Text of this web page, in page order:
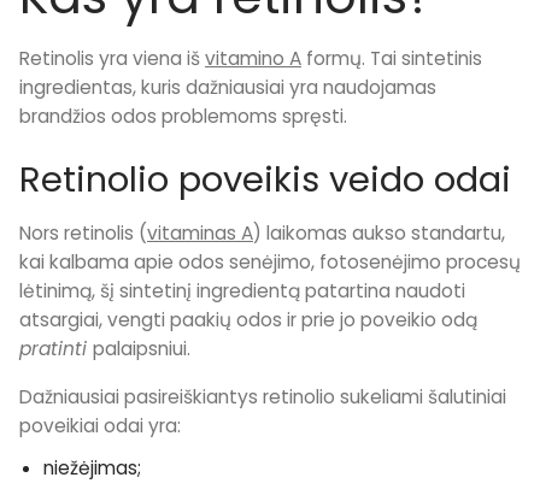
Retinolis yra viena išvitamino A formų. Tai sintetinis
ingredientas, kuris dažniausiai yra naudojamas
brandžios odos problemoms spręsti.
Retinolio poveikis veido odai
Nors retinolis (vitaminas A) laikomas aukso standartu,
kai kalbama apie odos senėjimo, fotosenėjimo procesų
lėtinimą, šį sintetinį ingredientą patartina naudoti
atsargiai, vengti paakių odos ir prie jo poveikio odą
pratinti palaipsniui.
Dažniausiai pasireiškiantys retinolio sukeliami šalutiniai
poveikiai odai yra:
niežėjimas;